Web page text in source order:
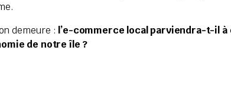
demeure : l’e-commerce local parviendra-t-il
de notre île ?